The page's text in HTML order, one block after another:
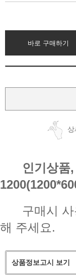
바로 구매하기
인기상품
구매시
해 주세요.
상품정보고시 보기